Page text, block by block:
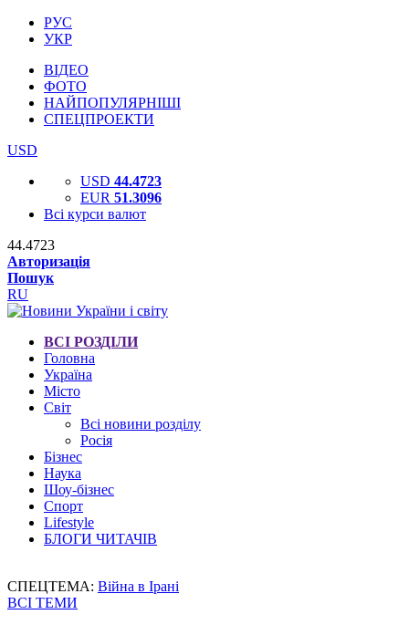
РУС
УКР
ВІДЕО
ФОТО
НАЙПОПУЛЯРНІШІ
СПЕЦПРОЕКТИ
USD
USD 44.4723
EUR 51.3096
Всі курси валют
44.4723
Авторизація
Пошук
RU
ВСІ РОЗДІЛИ
Головна
Україна
Місто
Світ
Всі новини розділу
Росія
Бізнес
Наука
Шоу-бізнес
Спорт
Lifestyle
БЛОГИ ЧИТАЧІВ
СПЕЦТЕМА: Війна в Ірані
ВСІ ТЕМИ